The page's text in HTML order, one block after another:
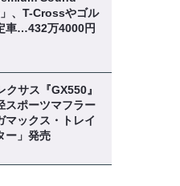
、T-Crossやゴル
車…432万4000円
クサス『GX550』
スポーツマフラー
マックス・トレイ
ー」発売